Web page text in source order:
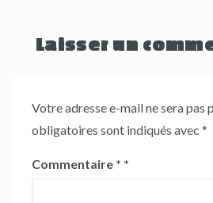
Laisser un
Votre adresse e-mail ne sera pas
obligatoires sont indiqués avec *
Commentaire *